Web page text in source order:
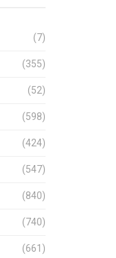
(7)
(355)
(52)
(598)
(424)
(547)
(840)
(740)
(661)